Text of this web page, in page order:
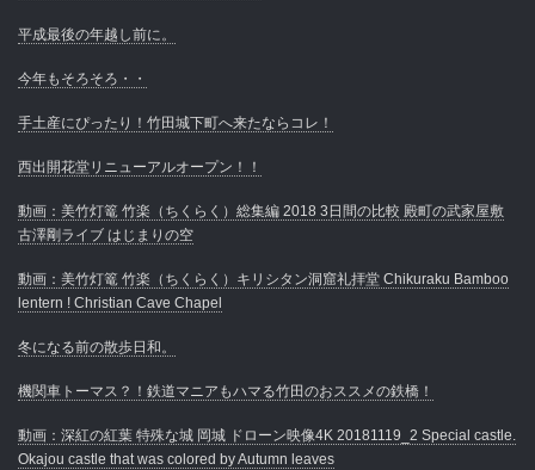
平成最後の年越し前に。
今年もそろそろ・・
手土産にぴったり！竹田城下町へ来たならコレ！
西出開花堂リニューアルオープン！！
動画：美竹灯篭 竹楽（ちくらく）総集編 2018 3日間の比較 殿町の武家屋敷
古澤剛ライブ はじまりの空
動画：美竹灯篭 竹楽（ちくらく）キリシタン洞窟礼拝堂 Chikuraku Bamboo
lentern ! Christian Cave Chapel
冬になる前の散歩日和。
機関車トーマス？！鉄道マニアもハマる竹田のおススメの鉄橋！
動画：深紅の紅葉 特殊な城 岡城 ドローン映像4K 20181119_2 Special castle.
Okajou castle that was colored by Autumn leaves